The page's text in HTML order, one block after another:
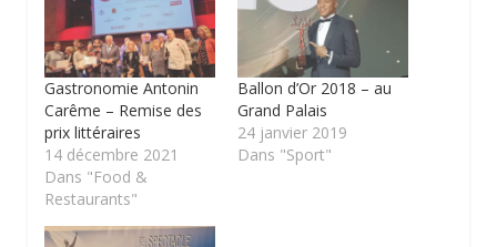
Gastronomie Antonin
Carême – Remise des
prix littéraires
14 décembre 2021
Dans "Food &
Restaurants"
Ballon d’Or 2018 – au
Grand Palais
24 janvier 2019
Dans "Sport"